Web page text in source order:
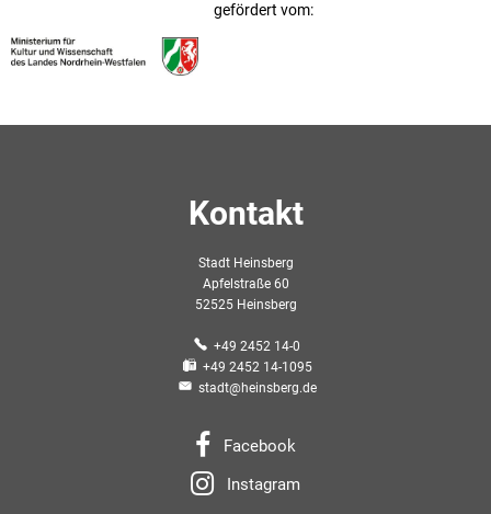
gefördert vom:
Kontakt
Stadt Heinsberg
Apfelstraße 60
52525 Heinsberg
+49 2452 14-0
+49 2452 14-1095
stadt@heinsberg.de
Facebook
Instagram